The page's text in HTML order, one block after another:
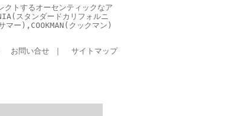
トするオーセンティックなア
スタンダードカリフォルニ
ー),COOKMAN(クックマン)
お問い合せ ｜ サイトマップ